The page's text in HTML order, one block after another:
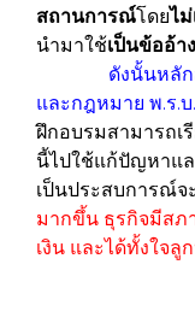
สถานการณ์โดยไ
นำมาใช้เป็นข้ออ้าง
ดังนั้นหลั
และกฎหมาย พ.ร.
ฝึกอบรมสามารถเ
นี้ไปใช้แก้ปัญหาแล
เป็นประสบการณ์จ
มากขึ้น ธุรกิจมีสภ
เงิน และได้ทั้งใจลู